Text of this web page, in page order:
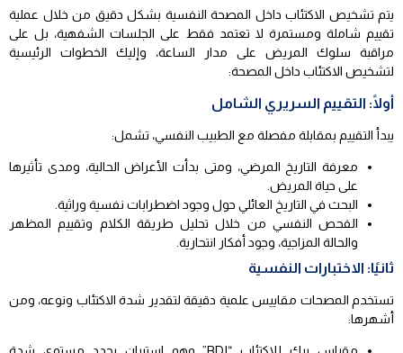
يتم تشخيص الاكتئاب داخل المصحة النفسية بشكل دقيق من خلال عملية
تقييم شاملة ومستمرة لا تعتمد فقط على الجلسات الشفهية، بل على
مراقبة سلوك المريض على مدار الساعة، وإليك الخطوات الرئيسية
لتشخيص الاكتئاب داخل المصحة:
أولًا: التقييم السريري الشامل
يبدأ التقييم بمقابلة مفصلة مع الطبيب النفسي، تشمل:
معرفة التاريخ المرضي، ومتى بدأت الأعراض الحالية، ومدى تأثيرها
على حياة المريض.
البحث في التاريخ العائلي حول وجود اضطرابات نفسية وراثية.
الفحص النفسي من خلال تحليل طريقة الكلام وتقييم المظهر
والحالة المزاجية، وجود أفكار انتحارية.
ثانيًا: الاختبارات النفسية
تستخدم المصحات مقاييس علمية دقيقة لتقدير شدة الاكتئاب ونوعه، ومن
أشهرها: